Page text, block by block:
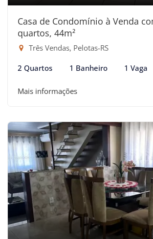
Casa de Condomínio à Venda
quartos, 44m²
Três Vendas, Pelotas-RS
2 Quartos 1 Banheiro 1 Vaga
Mais informações